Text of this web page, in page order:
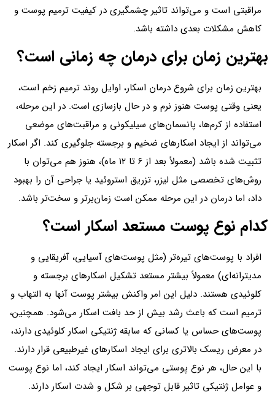
مراقبتی است و می‌تواند تاثیر چشمگیری در کیفیت ترمیم پوست و
کاهش مشکلات بعدی داشته باشد.
بهترین زمان برای درمان چه زمانی است؟
بهترین زمان برای شروع درمان اسکار، اوایل روند ترمیم زخم است،
یعنی وقتی پوست هنوز نرم و در حال بازسازی است. در این مرحله،
استفاده از کرم‌ها، پانسمان‌های سیلیکونی و مراقبت‌های موضعی
می‌تواند از ایجاد اسکارهای ضخیم و برجسته جلوگیری کند. اگر اسکار
تثبیت شده باشد (معمولاً بعد از ۶ تا ۱۲ ماه)، هنوز هم می‌توان با
روش‌های تخصصی مثل لیزر، تزریق استروئید یا جراحی آن را بهبود
داد، اما درمان در این مرحله ممکن است زمان‌برتر و سخت‌تر باشد.
کدام نوع پوست مستعد اسکار است؟
افراد با پوست‌های تیره‌تر (مثل پوست‌های آسیایی، آفریقایی و
مدیترانه‌ای) معمولاً بیشتر مستعد تشکیل اسکارهای برجسته و
کلوئیدی هستند. دلیل این امر واکنش بیشتر پوست آنها به التهاب و
ترمیم است که باعث رشد بیش از حد بافت اسکار می‌شود. همچنین،
پوست‌های حساس یا کسانی که سابقه ژنتیکی اسکار کلوئیدی دارند،
در معرض ریسک بالاتری برای ایجاد اسکارهای غیرطبیعی قرار دارند.
با این حال، هر نوع پوستی می‌تواند اسکار ایجاد کند، اما نوع پوست
و عوامل ژنتیکی تاثیر قابل توجهی بر شکل و شدت اسکار دارند.